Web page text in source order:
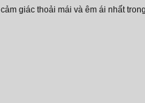
giác thoải mái và êm ái nhất